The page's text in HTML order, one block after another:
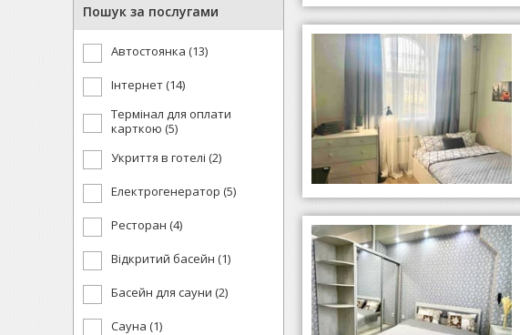
Пошук за послугами
Автостоянка (13)
Інтернет (14)
Термінал для оплати
карткою (5)
Укриття в готелі (2)
Електрогенератор (5)
Ресторан (4)
Відкритий басейн (1)
Басейн для сауни (2)
Сауна (1)